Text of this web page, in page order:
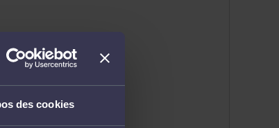
des cookies